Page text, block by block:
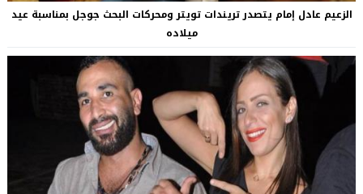
الزعيم عادل إمام يتصدر تريندات تويتر ومحركات البحث جوجل بمناسبة عيد
ميلاده